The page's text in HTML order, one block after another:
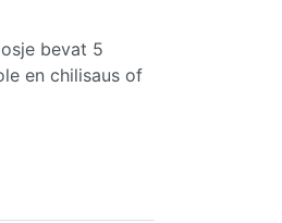
bevat 5
en chilisaus of